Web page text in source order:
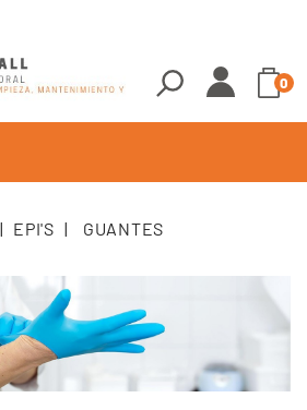
0
EPI'S GUANTES